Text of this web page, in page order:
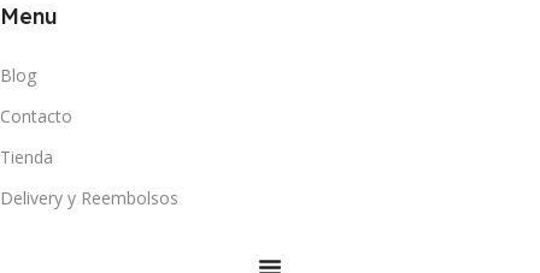
Menu
Blog
Contacto
Tienda
Delivery y Reembolsos